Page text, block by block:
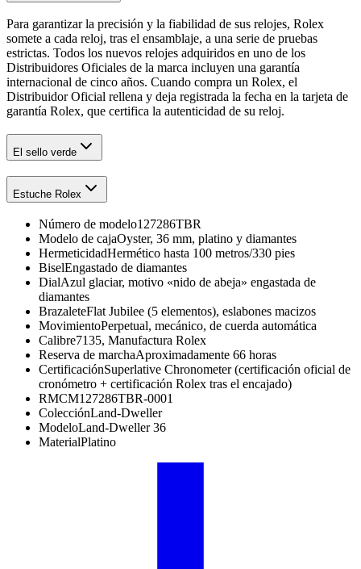
Para garantizar la precisión y la fiabilidad de sus relojes, Rolex
somete a cada reloj, tras el ensamblaje, a una serie de pruebas
estrictas. Todos los nuevos relojes adquiridos en uno de los
Distribuidores Oficiales de la marca incluyen una garantía
internacional de cinco años. Cuando compra un Rolex, el
Distribuidor Oficial rellena y deja registrada la fecha en la tarjeta de
garantía Rolex, que certifica la autenticidad de su reloj.
El sello verde
Estuche Rolex
Número de modelo127286TBR
Modelo de cajaOyster, 36 mm, platino y diamantes
HermeticidadHermético hasta 100 metros/330 pies
BiselEngastado de diamantes
DialAzul glaciar, motivo «nido de abeja» engastada de
diamantes
BrazaleteFlat Jubilee (5 elementos), eslabones macizos
MovimientoPerpetual, mecánico, de cuerda automática
Calibre7135, Manufactura Rolex
Reserva de marchaAproximadamente 66 horas
CertificaciónSuperlative Chronometer (certificación oficial de
cronómetro + certificación Rolex tras el encajado)
RMCM127286TBR-0001
ColecciónLand-Dweller
ModeloLand-Dweller 36
MaterialPlatino